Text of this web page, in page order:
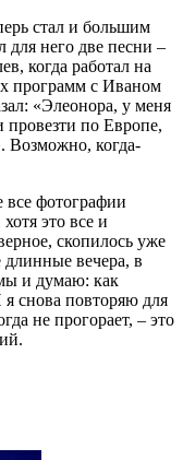
стал и большим
для него две песни –
когда работал на
программ с Иваном
«Элеонора, у меня
провезти по Европе,
Возможно, когда-
все фотографии
это все и
скопилось уже
длинные вечера, в
и думаю: как
снова повторяю для
не прогорает, – это